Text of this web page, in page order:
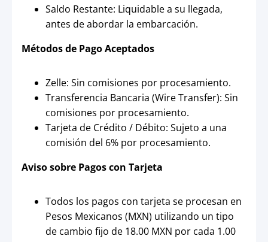
Saldo Restante: Liquidable a su llegada,
antes de abordar la embarcación.
Métodos de Pago Aceptados
Zelle: Sin comisiones por procesamiento.
Transferencia Bancaria (Wire Transfer): Sin
comisiones por procesamiento.
Tarjeta de Crédito / Débito: Sujeto a una
comisión del 6% por procesamiento.
Aviso sobre Pagos con Tarjeta
Todos los pagos con tarjeta se procesan en
Pesos Mexicanos (MXN) utilizando un tipo
de cambio fijo de 18.00 MXN por cada 1.00